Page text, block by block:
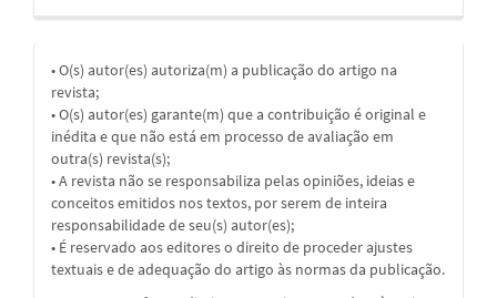
• O(s) autor(es) autoriza(m) a publicação do artigo na
revista;
• O(s) autor(es) garante(m) que a contribuição é original e
inédita e que não está em processo de avaliação em
outra(s) revista(s);
• A revista não se responsabiliza pelas opiniões, ideias e
conceitos emitidos nos textos, por serem de inteira
responsabilidade de seu(s) autor(es);
• É reservado aos editores o direito de proceder ajustes
textuais e de adequação do artigo às normas da publicação.